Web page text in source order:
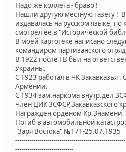
Надо же коллега - браво !
Нашли другую местную газету !
издавалась на русском языке, по
смотрел ее в "Исторической
В моей картотеке написано
командиром партизанского
В 1922 после ГВ был на
Украины.
С 1923 работал в ЧК Закавказья .
Армении.
С 1934 зам.наркома внутр.дел
Член ЦИК ЗСФСР,Закавказского
Награжден орденом Кр.Знамени.
Погиб в автомобильной
"Заря Востока" №171-25.07.1935
-----------------------------